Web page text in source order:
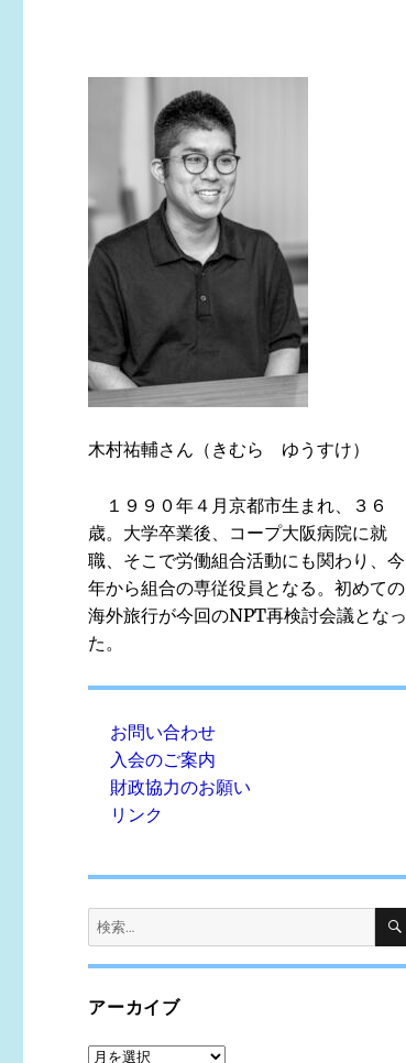
木村祐輔さん（きむら ゆうすけ）
１９９０年４月京都市生まれ、３６
歳。大学卒業後、コープ大阪病院に就
職、そこで労働組合活動にも関わり、今
年から組合の専従役員となる。初めての
海外旅行が今回のNPT再検討会議となっ
た。
お問い合わせ
入会のご案内
財政協力のお願い
リンク
検
索:
アーカイブ
ア